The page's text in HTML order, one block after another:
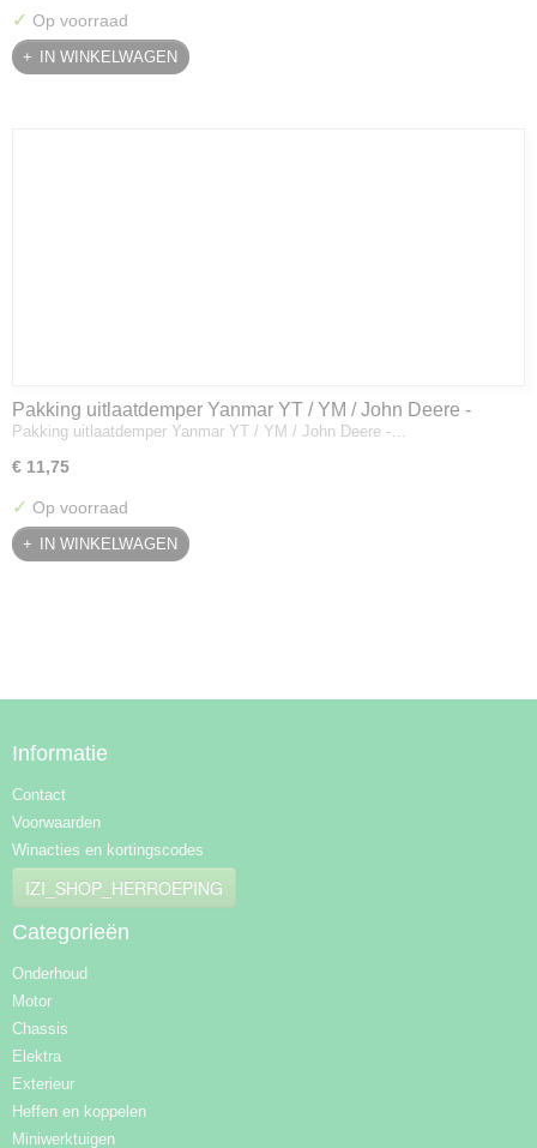
✓ Op voorraad
IN WINKELWAGEN
Pakking uitlaatdemper Yanmar YT / YM / John Deere -
128300-13230
Pakking uitlaatdemper Yanmar YT / YM / John Deere -…
€ 11,75
✓ Op voorraad
IN WINKELWAGEN
Informatie
Contact
Voorwaarden
Winacties en kortingscodes
IZI_SHOP_HERROEPING
Categorieën
Onderhoud
Motor
Chassis
Elektra
Exterieur
Heffen en koppelen
Miniwerktuigen